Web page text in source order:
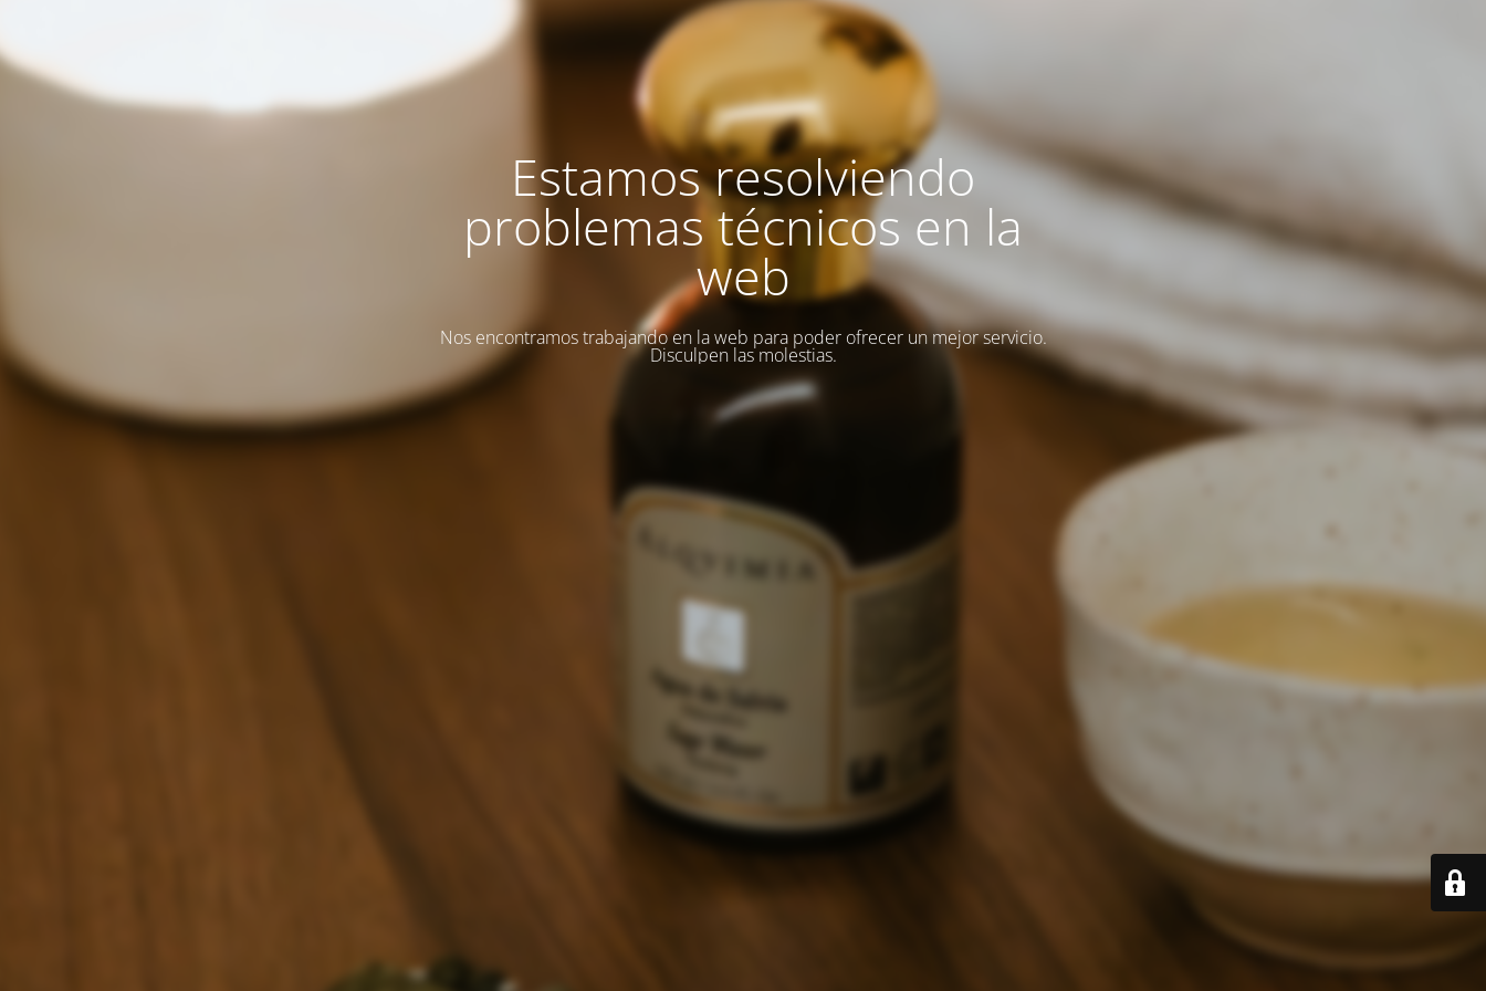
Estamos resolviendo
problemas técnicos en la
web
Nos encontramos trabajando en la web para poder ofrecer un mejor servicio.
Disculpen las molestias.